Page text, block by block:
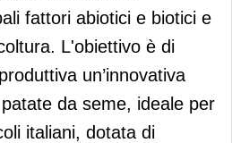
fattori abiotici e biotici e
L'obiettivo è di
un’innovativa
da seme, ideale per
italiani, dotata di